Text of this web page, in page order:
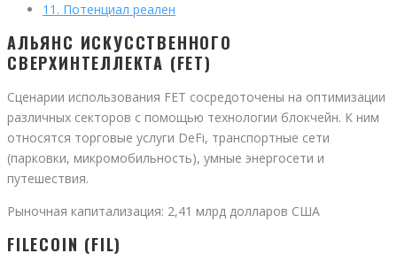
11. Потенциал реален
АЛЬЯНС ИСКУССТВЕННОГО
СВЕРХИНТЕЛЛЕКТА (FET)
Сценарии использования FET сосредоточены на оптимизации
различных секторов с помощью технологии блокчейн. К ним
относятся торговые услуги DeFi, транспортные сети
(парковки, микромобильность), умные энергосети и
путешествия.
Рыночная капитализация: 2,41 млрд долларов США
FILECOIN (FIL)